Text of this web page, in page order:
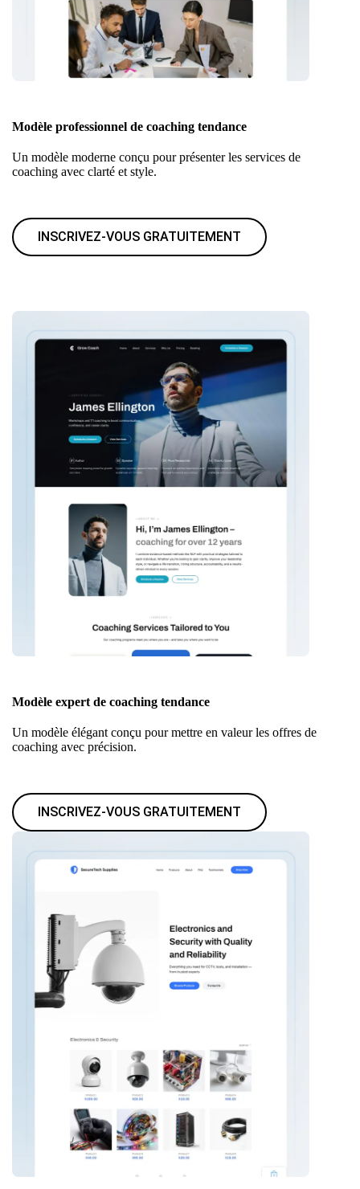
Modèle professionnel de coaching tendance
Un modèle moderne conçu pour présenter les services de
coaching avec clarté et style.
INSCRIVEZ-VOUS GRATUITEMENT
Modèle expert de coaching tendance
Un modèle élégant conçu pour mettre en valeur les offres de
coaching avec précision.
INSCRIVEZ-VOUS GRATUITEMENT